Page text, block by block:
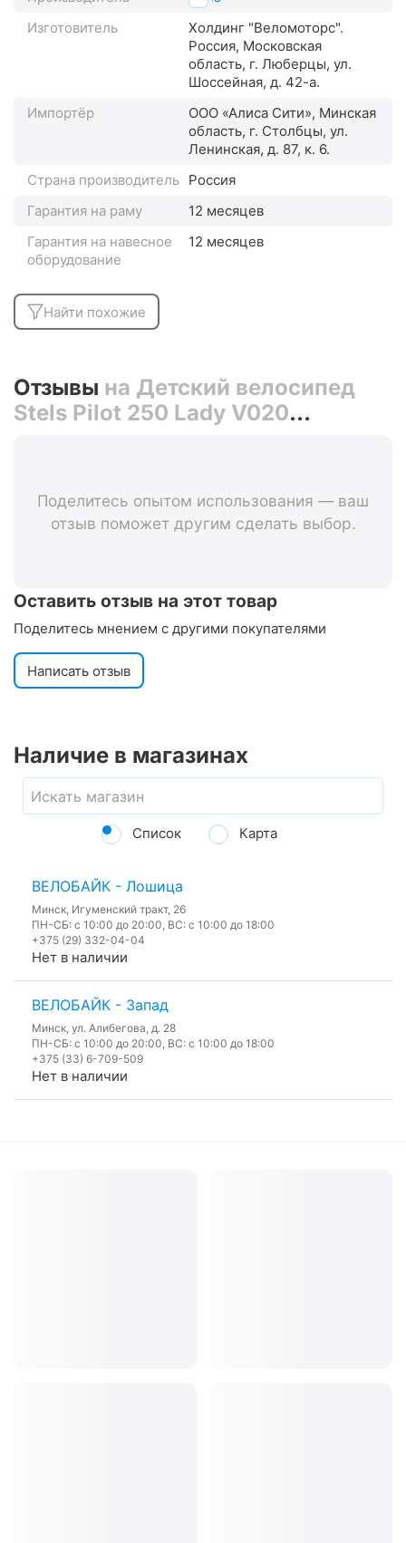
Изготовитель
Холдинг "Веломоторс".
Россия, Московская
область, г. Люберцы, ул.
Шоссейная, д. 42-а.
Импортёр
ООО «Алиса Сити», Минская
область, г. Столбцы, ул.
Ленинская, д. 87, к. 6.
Страна производитель Россия
Гарантия на раму
12 месяцев
Гарантия на навесное
оборудование
12 месяцев
Найти похожие
Отзывы на Детский велосипед
Stels Pilot 250 Lady V020
Поделитесь опытом использования — ваш
отзыв поможет другим сделать выбор.
Оставить отзыв на этот товар
Поделитесь мнением с другими покупателями
Написать отзыв
Наличие в магазинах
Список Карта
ВЕЛОБАЙК - Лошица
Минск, Игуменский тракт, 26
ПН-СБ: с 10:00 до 20:00, ВС: с 10:00 до 18:00
+375 (29) 332-04-04
Нет в наличии
ВЕЛОБАЙК - Запад
Минск, ул. Алибегова, д. 28
ПН-СБ: с 10:00 до 20:00, ВС: с 10:00 до 18:00
+375 (33) 6-709-509
Нет в наличии